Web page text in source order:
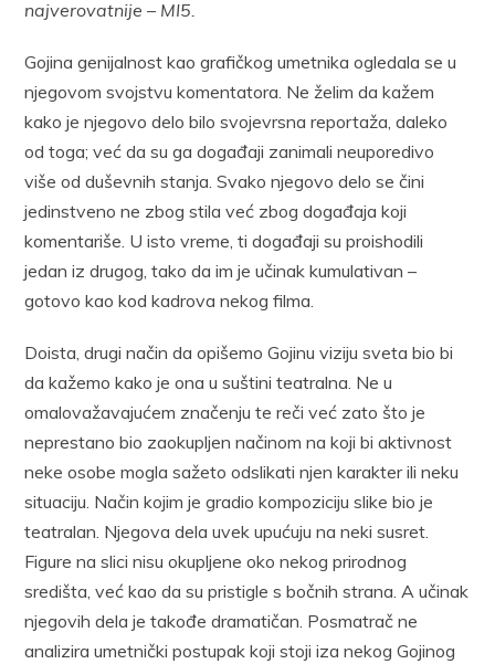
najverovatnije – MI5.
Gojina genijalnost kao grafičkog umetnika ogledala se u
njegovom svojstvu komentatora. Ne želim da kažem
kako je njegovo delo bilo svojevrsna reportaža, daleko
od toga; već da su ga događaji zanimali neuporedivo
više od duševnih stanja. Svako njegovo delo se čini
jedinstveno ne zbog stila već zbog događaja koji
komentariše. U isto vreme, ti događaji su proishodili
jedan iz drugog, tako da im je učinak kumulativan –
gotovo kao kod kadrova nekog filma.
Doista, drugi način da opišemo Gojinu viziju sveta bio bi
da kažemo kako je ona u suštini teatralna. Ne u
omalovažavajućem značenju te reči već zato što je
neprestano bio zaokupljen načinom na koji bi aktivnost
neke osobe mogla sažeto odslikati njen karakter ili neku
situaciju. Način kojim je gradio kompoziciju slike bio je
teatralan. Njegova dela uvek upućuju na neki susret.
Figure na slici nisu okupljene oko nekog prirodnog
središta, već kao da su pristigle s bočnih strana. A učinak
njegovih dela je takođe dramatičan. Posmatrač ne
analizira umetnički postupak koji stoji iza nekog Gojinog